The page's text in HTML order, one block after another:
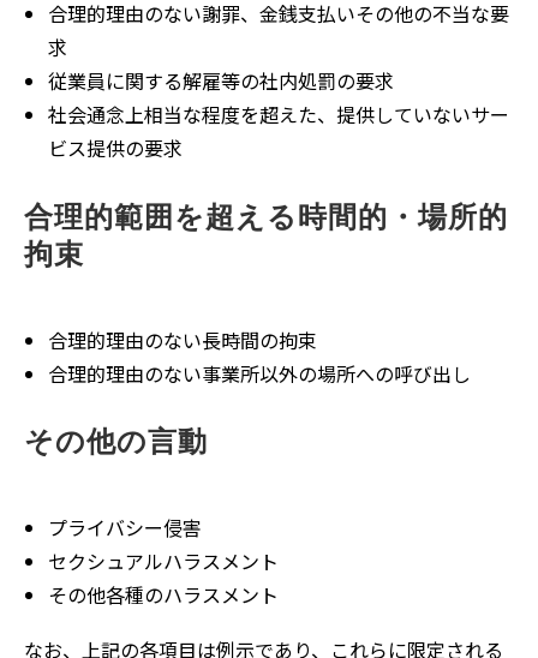
合理的理由のない謝罪、金銭支払いその他の不当な要
求
従業員に関する解雇等の社内処罰の要求
社会通念上相当な程度を超えた、提供していないサー
ビス提供の要求
合理的範囲を超える時間的・場所的
拘束
合理的理由のない長時間の拘束
合理的理由のない事業所以外の場所への呼び出し
その他の言動
プライバシー侵害
セクシュアルハラスメント
その他各種のハラスメント
なお、上記の各項目は例示であり、これらに限定される